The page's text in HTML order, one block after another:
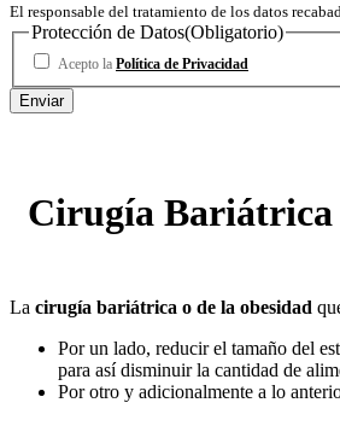
El responsable del tratamiento de los datos
Protección de Datos(Obligatorio)
Acepto la Política de Privacidad
Cirugía Bariátrica
La cirugía bariátrica o de la obesidad
Por un lado, reducir el tamaño del
para así disminuir la cantidad de
Por otro y adicionalmente a lo